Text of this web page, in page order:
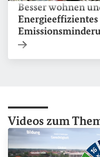
Besser wohnen
Videos zum